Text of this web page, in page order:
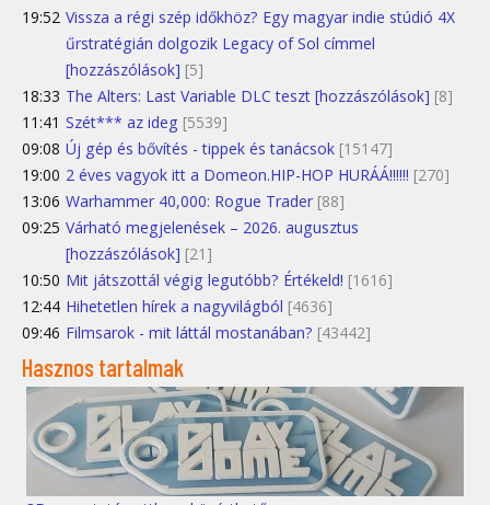
19:52 Vissza a régi szép időkhöz? Egy magyar indie stúdió 4X
űrstratégián dolgozik Legacy of Sol címmel
[hozzászólások] [5]
18:33 The Alters: Last Variable DLC teszt [hozzászólások] [8]
11:41 Szét*** az ideg [5539]
09:08 Új gép és bővítés - tippek és tanácsok [15147]
19:00 2 éves vagyok itt a Domeon.HIP-HOP HURÁÁ!!!!!! [270]
13:06 Warhammer 40,000: Rogue Trader [88]
09:25 Várható megjelenések – 2026. augusztus
[hozzászólások] [21]
10:50 Mit játszottál végig legutóbb? Értékeld! [1616]
12:44 Hihetetlen hírek a nagyvilágból [4636]
09:46 Filmsarok - mit láttál mostanában? [43442]
Hasznos tartalmak